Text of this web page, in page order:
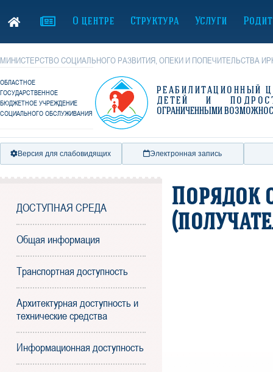
О центре Структура Услуги
МИНИСТЕРСТВО СОЦИАЛЬНОГО РАЗВИТИЯ, ОПЕКИ И ПОПЕЧИТЕЛЬСТВА
ОБЛАСТНОЕ
ГОСУДАРСТВЕННОЕ
БЮДЖЕТНОЕ УЧРЕЖДЕНИЕ
СОЦИАЛЬНОГО ОБСЛУЖИВАНИЯ
РЕАБИЛИТАЦИОННЫЙ
ДЕТЕЙ И
ОГРАНИЧЕННЫМИ
Версия для слабовидящих Электронная запись
ДОСТУПНАЯ СРЕДА
Общая информация
Транспортная доступность
Архитектурная доступность и
технические средства
Информационная доступность
Порядок